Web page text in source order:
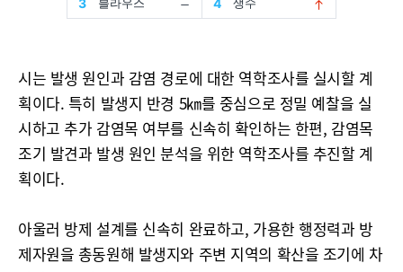
시는 발생 원인과 감염 경로에 대한 역학조사를 실시할 계
획이다. 특히 발생지 반경 5㎞를 중심으로 정밀 예찰을 실
시하고 추가 감염목 여부를 신속히 확인하는 한편, 감염목
조기 발견과 발생 원인 분석을 위한 역학조사를 추진할 계
획이다.
아울러 방제 설계를 신속히 완료하고, 가용한 행정력과 방
제자원을 총동원해 발생지와 주변 지역의 확산을 조기에 차